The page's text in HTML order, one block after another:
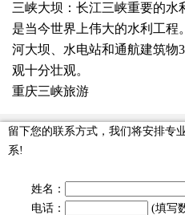
三峡大坝：长江三峡重要的水
是当今世界上伟大的水利工程
河大坝、水电站和通航建筑物
观十分壮观。
重庆三峡旅游
留下您的联系方式，我们将安排专
系!
姓名：
电话：
(填写